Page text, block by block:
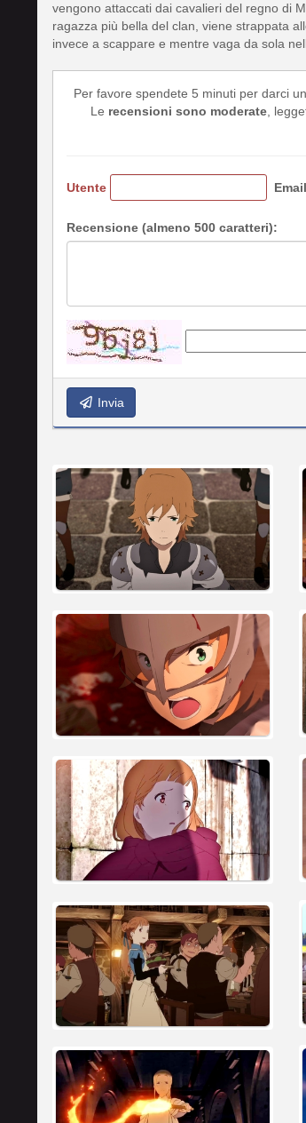
vengono attaccati dai cavalieri del regno di
ragazza più bella del clan, viene strappata
invece a scappare e mentre vaga da sola
Per favore spendete 5 minuti per darci
Le recensioni sono moderate,
Utente
Recensione (almeno 500 caratteri):
Invia